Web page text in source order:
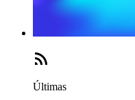
Últimas